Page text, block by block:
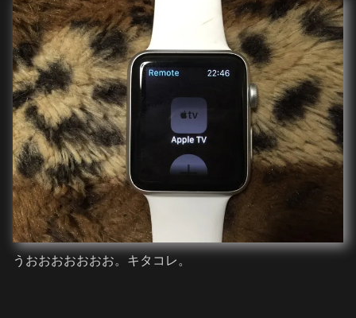
うおおおおおおお。キタコレ。